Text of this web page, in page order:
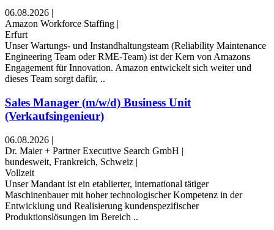
06.08.2026 |
Amazon Workforce Staffing |
Erfurt
Unser Wartungs- und Instandhaltungsteam (Reliability Maintenance
Engineering Team oder RME-Team) ist der Kern von Amazons
Engagement für Innovation. Amazon entwickelt sich weiter und
dieses Team sorgt dafür, ..
Sales Manager (m/w/d) Business Unit
(Verkaufsingenieur)
06.08.2026 |
Dr. Maier + Partner Executive Search GmbH |
bundesweit, Frankreich, Schweiz |
Vollzeit
Unser Mandant ist ein etablierter, international tätiger
Maschinenbauer mit hoher technologischer Kompetenz in der
Entwicklung und Realisierung kundenspezifischer
Produktionslösungen im Bereich ..